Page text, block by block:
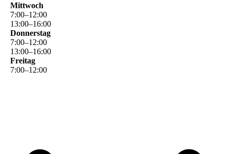
Mittwoch
7:00–12:00
13:00–16:00
Donnerstag
7:00–12:00
13:00–16:00
Freitag
7:00–12:00